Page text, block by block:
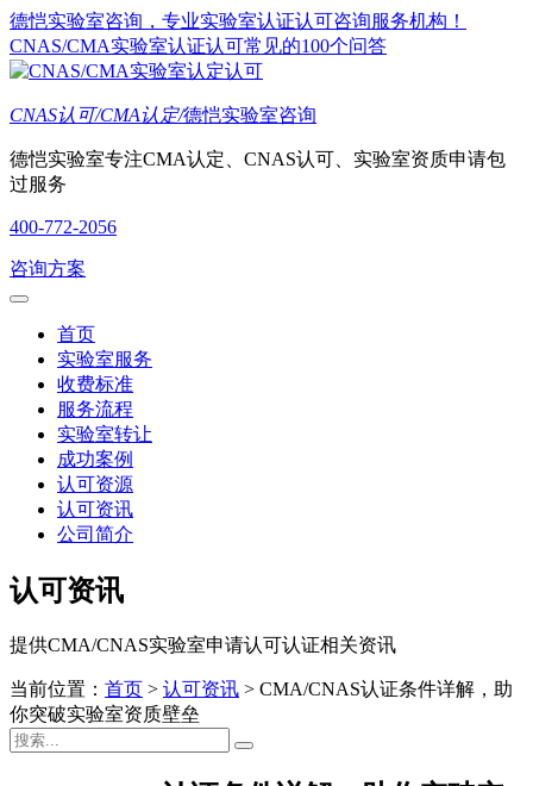
德恺实验室咨询，专业实验室认证认可咨询服务机构！
CNAS/CMA实验室认证认可常见的100个问答
CNAS认可/CMA认定/德恺实验室咨询
德恺实验室专注CMA认定、CNAS认可、实验室资质申请包
过服务
400-772-2056
咨询方案
首页
实验室服务
收费标准
服务流程
实验室转让
成功案例
认可资源
认可资讯
公司简介
认可资讯
提供CMA/CNAS实验室申请认可认证相关资讯
当前位置： 首页 > 认可资讯 > CMA/CNAS认证条件详解，助
你突破实验室资质壁垒